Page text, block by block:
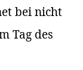
bei nicht
Tag des